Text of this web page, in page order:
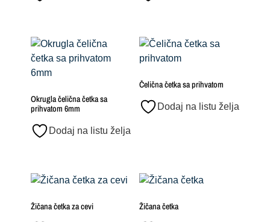
Okrugla čelična četka sa
prihvatom 6mm
Dodaj na listu želja
Čelična četka sa prihvatom
Dodaj na listu želja
Žičana četka za cevi Žičana četka